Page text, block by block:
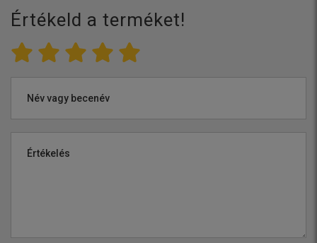
Értékeld a terméket!
Név vagy becenév
Értékelés